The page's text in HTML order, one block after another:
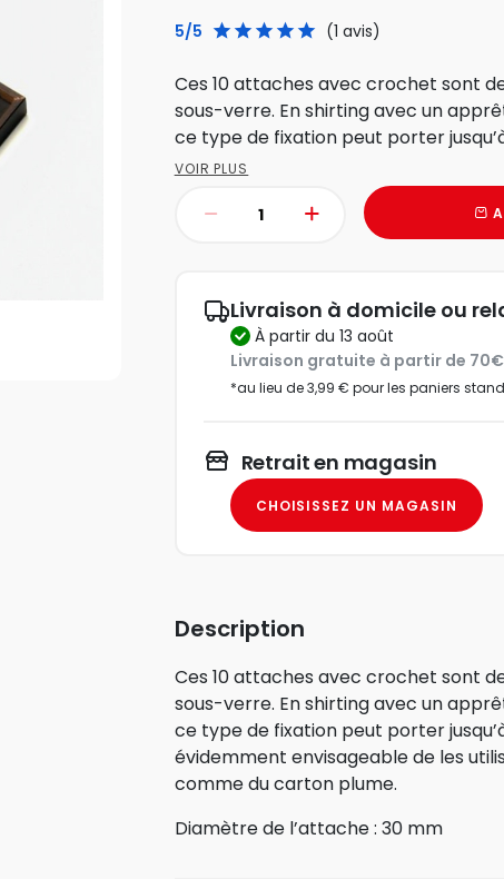
5/5 (1 avis)
Ces 10 attaches avec crochet sont
sous-verre. En shirting avec un
ce type de fixation peut porter
VOIR PLUS
Livraison à domicile ou
à partir du 13 août
Livraison gratuite à partir de
*au lieu de 3,99 € pour les paniers
Retrait en magasin
CHOISISSEZ UN MAGASIN
Description
Ces 10 attaches avec crochet sont
sous-verre. En shirting avec un
ce type de fixation peut porter
évidemment envisageable de les
comme du carton plume.
Diamètre de l’attache : 30 mm